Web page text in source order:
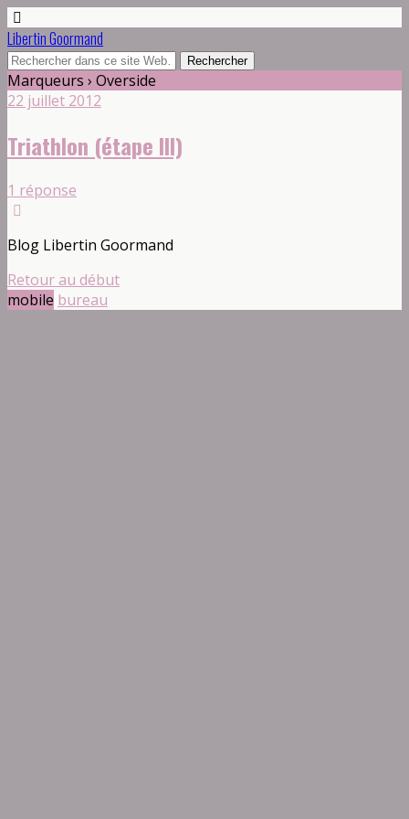
Libertin Goormand
Marqueurs › Overside
22 juillet 2012
Triathlon (étape III)
1 réponse
Blog Libertin Goormand
Retour au début
mobile bureau